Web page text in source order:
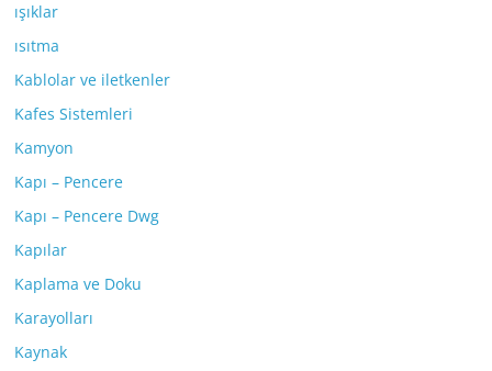
ışıklar
ısıtma
Kablolar ve iletkenler
Kafes Sistemleri
Kamyon
Kapı – Pencere
Kapı – Pencere Dwg
Kapılar
Kaplama ve Doku
Karayolları
Kaynak